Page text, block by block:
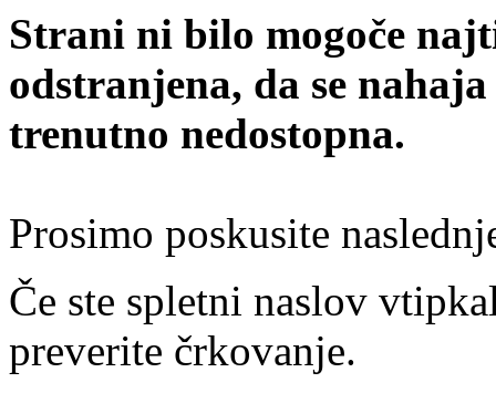
Strani ni bilo mogoče
odstranjena, da se
trenutno nedostopna.
Prosimo poskusite
Če ste spletni naslov
preverite črkovanje.